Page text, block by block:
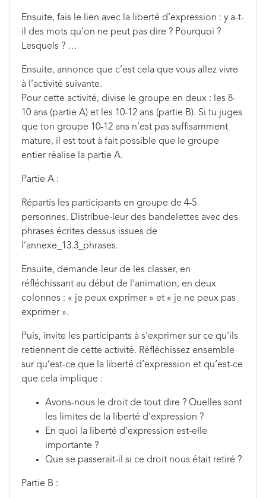
Ensuite, fais le lien avec la liberté d’expression : y a-t-
il des mots qu’on ne peut pas dire ? Pourquoi ?
Lesquels ? …
Ensuite, annonce que c’est cela que vous allez vivre
à l’activité suivante.
Pour cette activité, divise le groupe en deux : les 8-
10 ans (partie A) et les 10-12 ans (partie B). Si tu juges
que ton groupe 10-12 ans n’est pas suffisamment
mature, il est tout à fait possible que le groupe
entier réalise la partie A.
Partie A :
Répartis les participants en groupe de 4-5
personnes. Distribue-leur des bandelettes avec des
phrases écrites dessus issues de
l’annexe_13.3_phrases.
Ensuite, demande-leur de les classer, en
réfléchissant au début de l’animation, en deux
colonnes : « je peux exprimer » et « je ne peux pas
exprimer ».
Puis, invite les participants à s’exprimer sur ce qu’ils
retiennent de cette activité. Réfléchissez ensemble
sur qu’est-ce que la liberté d’expression et qu’est-ce
que cela implique :
Avons-nous le droit de tout dire ? Quelles sont
les limites de la liberté d’expression ?
En quoi la liberté d’expression est-elle
importante ?
Que se passerait-il si ce droit nous était retiré ?
Partie B :